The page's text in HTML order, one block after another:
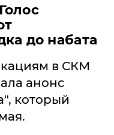
до набата
в СКМ
анонс
который